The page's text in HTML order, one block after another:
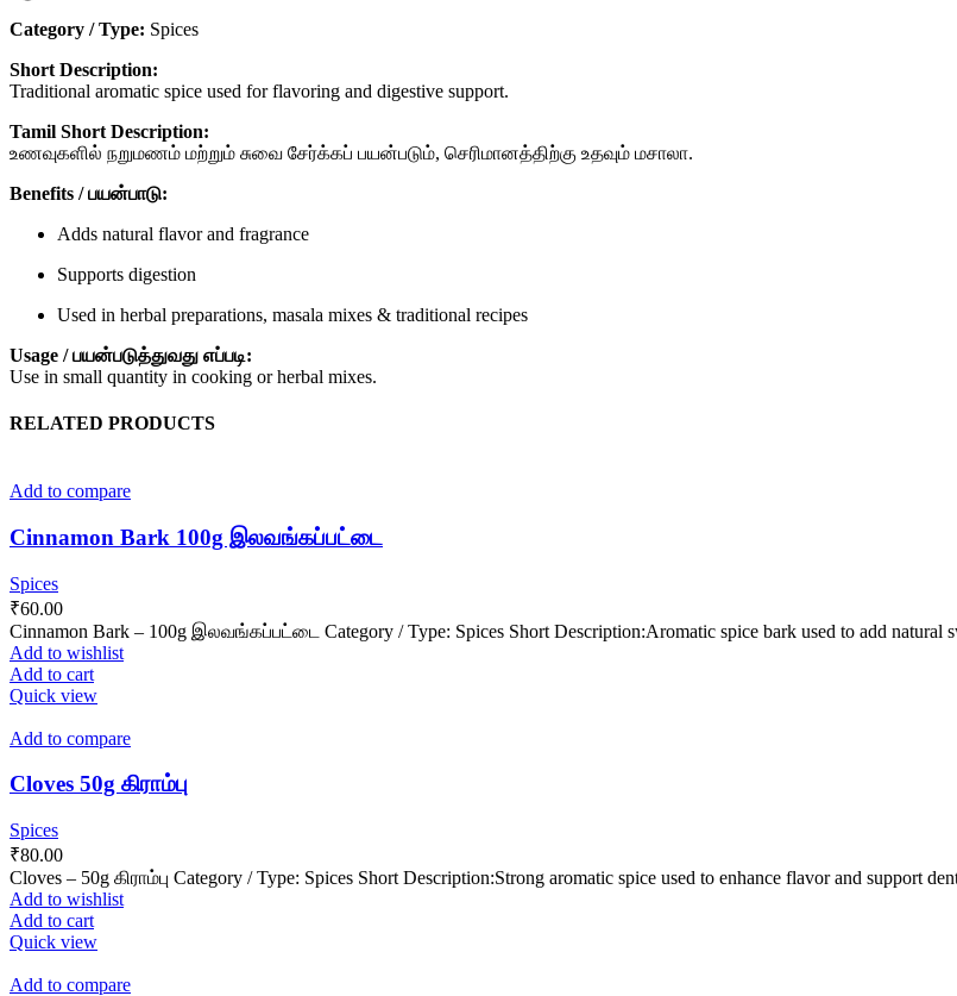
Category / Type: Spices
Short Description:
Traditional aromatic spice used for flavoring and digestive support.
Tamil Short Description:
உணவுகளில் நறுமணம் மற்றும் சுவை சேர்க்கப் பயன்படும், செரிமானத்திற்கு உதவும் மசாலா.
Benefits / பயன்பாடு:
Adds natural flavor and fragrance
Supports digestion
Used in herbal preparations, masala mixes & traditional recipes
Usage / பயன்படுத்துவது எப்படி:
Use in small quantity in cooking or herbal mixes.
RELATED PRODUCTS
Add to compare
Cinnamon Bark 100g இலவங்கப்பட்டை
Spices
₹60.00
Cinnamon Bark – 100g இலவங்கப்பட்டை Category / Type: Spices Short Description:Aromatic spice bark used to add natural
Add to wishlist
Add to cart
Quick view
Add to compare
Cloves 50g கிராம்பு
Spices
₹80.00
Cloves – 50g கிராம்பு Category / Type: Spices Short Description:Strong aromatic spice used to enhance flavor and support
Add to wishlist
Add to cart
Quick view
Add to compare